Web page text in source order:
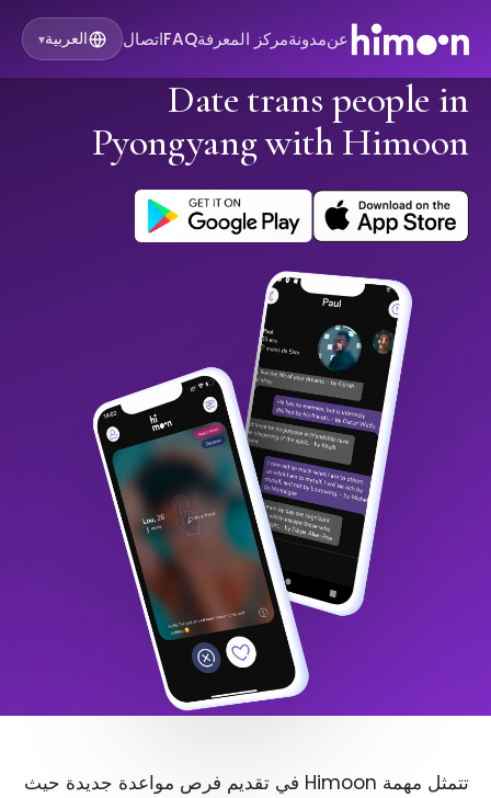
عنمدونةمركز المعرفةFAQاتصال العربية▾
Date trans people in
Pyongyang with Himoon
تتمثل مهمة Himoon في تقديم فرص مواعدة جديدة حيث